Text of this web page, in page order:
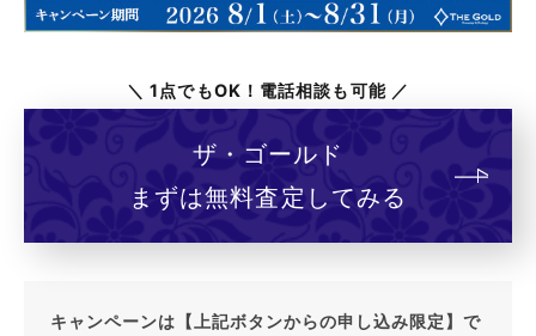
＼ 1点でもOK！電話相談も可能 ／
ザ・ゴールド
まずは無料査定してみる
キャンペーンは【上記ボタンからの申し込み限定】で